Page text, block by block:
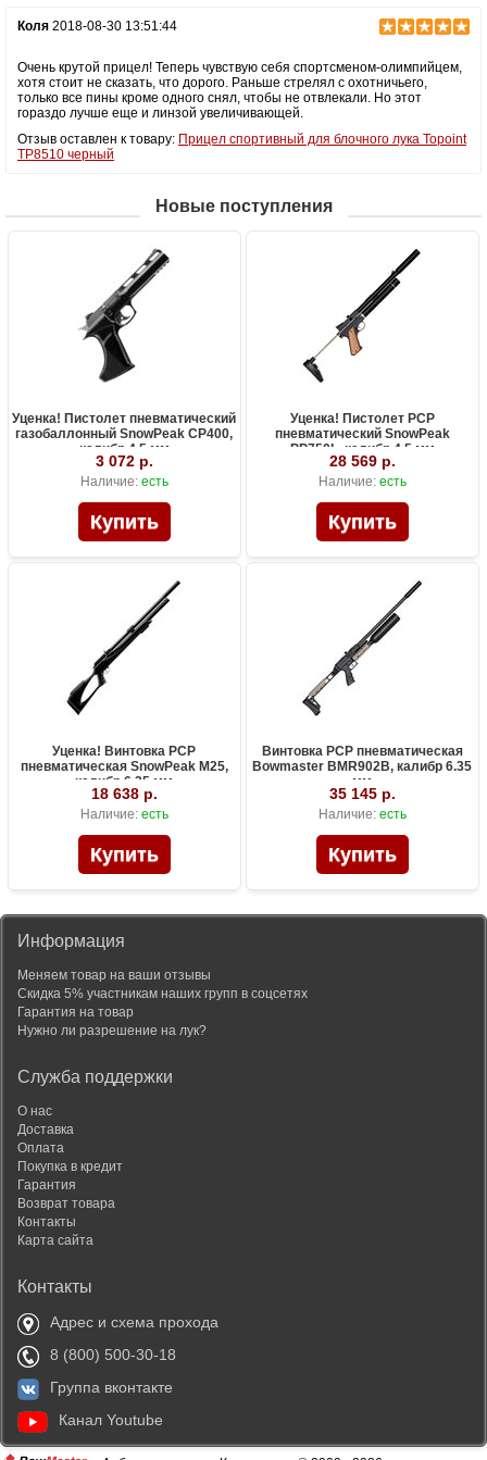
Коля 2018-08-30 13:51:44
Очень крутой прицел! Теперь чувствую себя спортсменом-олимпийцем,
хотя стоит не сказать, что дорого. Раньше стрелял с охотничьего,
только все пины кроме одного снял, чтобы не отвлекали. Но этот
гораздо лучше еще и линзой увеличивающей.
Отзыв оставлен к товару: Прицел спортивный для блочного лука Topoint
TP8510 черный
Новые поступления
Уценка! Пистолет пневматический
газобаллонный SnowPeak CP400,
калибр 4.5 мм
3 072 р.
Наличие: есть
Уценка! Пистолет PCP
пневматический SnowPeak
PP750L, калибр 4.5 мм
28 569 р.
Наличие: есть
Уценка! Винтовка PCP
пневматическая SnowPeak M25,
калибр 6.35 мм
18 638 р.
Наличие: есть
Винтовка PCP пневматическая
Bowmaster BMR902B, калибр 6.35
мм
35 145 р.
Наличие: есть
Информация
Меняем товар на ваши отзывы
Скидка 5% участникам наших групп в соцсетях
Гарантия на товар
Нужно ли разрешение на лук?
Служба поддержки
О нас
Доставка
Оплата
Покупка в кредит
Гарантия
Возврат товара
Контакты
Карта сайта
Контакты
Адрес и схема прохода
8 (800) 500-30-18
Группа вконтакте
Канал Youtube